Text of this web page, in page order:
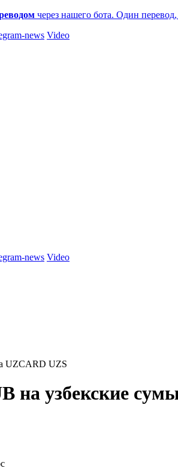
через нашего бота. Один
news Video
news Video
UZCARD UZS
на узбекские